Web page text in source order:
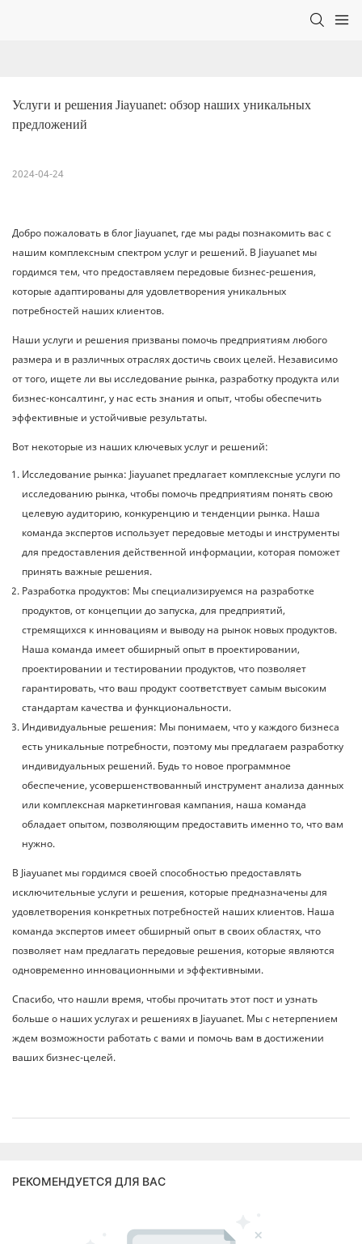
Услуги и решения Jiayuanet: обзор наших уникальных
предложений
2024-04-24
Добро пожаловать в блог Jiayuanet, где мы рады познакомить вас с
нашим комплексным спектром услуг и решений. В Jiayuanet мы
гордимся тем, что предоставляем передовые бизнес-решения,
которые адаптированы для удовлетворения уникальных
потребностей наших клиентов.
Наши услуги и решения призваны помочь предприятиям любого
размера и в различных отраслях достичь своих целей. Независимо
от того, ищете ли вы исследование рынка, разработку продукта или
бизнес-консалтинг, у нас есть знания и опыт, чтобы обеспечить
эффективные и устойчивые результаты.
Вот некоторые из наших ключевых услуг и решений:
Исследование рынка: Jiayuanet предлагает комплексные услуги по
исследованию рынка, чтобы помочь предприятиям понять свою
целевую аудиторию, конкуренцию и тенденции рынка. Наша
команда экспертов использует передовые методы и инструменты
для предоставления действенной информации, которая поможет
принять важные решения.
Разработка продуктов: Мы специализируемся на разработке
продуктов, от концепции до запуска, для предприятий,
стремящихся к инновациям и выводу на рынок новых продуктов.
Наша команда имеет обширный опыт в проектировании,
проектировании и тестировании продуктов, что позволяет
гарантировать, что ваш продукт соответствует самым высоким
стандартам качества и функциональности.
Индивидуальные решения: Мы понимаем, что у каждого бизнеса
есть уникальные потребности, поэтому мы предлагаем разработку
индивидуальных решений. Будь то новое программное
обеспечение, усовершенствованный инструмент анализа данных
или комплексная маркетинговая кампания, наша команда
обладает опытом, позволяющим предоставить именно то, что вам
нужно.
В Jiayuanet мы гордимся своей способностью предоставлять
исключительные услуги и решения, которые предназначены для
удовлетворения конкретных потребностей наших клиентов. Наша
команда экспертов имеет обширный опыт в своих областях, что
позволяет нам предлагать передовые решения, которые являются
одновременно инновационными и эффективными.
Спасибо, что нашли время, чтобы прочитать этот пост и узнать
больше о наших услугах и решениях в Jiayuanet. Мы с нетерпением
ждем возможности работать с вами и помочь вам в достижении
ваших бизнес-целей.
РЕКОМЕНДУЕТСЯ ДЛЯ ВАС